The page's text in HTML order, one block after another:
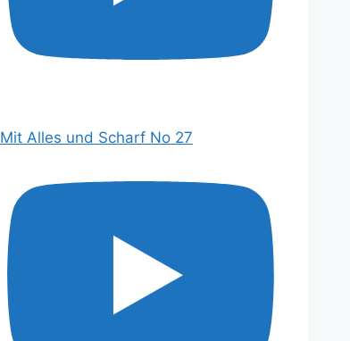
Mit Alles und Scharf No 27